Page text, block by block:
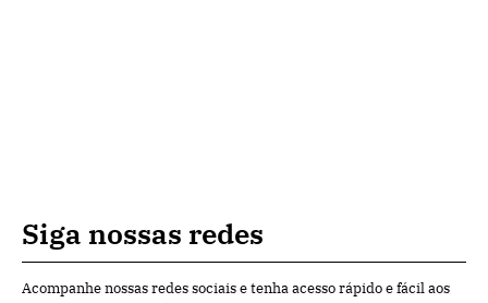
Siga nossas redes
Acompanhe nossas redes sociais e tenha acesso rápido e fácil aos